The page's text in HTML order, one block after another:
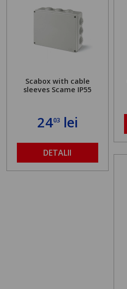
Scabox with cable
sleeves Scame IP55
2403lei
DETALII